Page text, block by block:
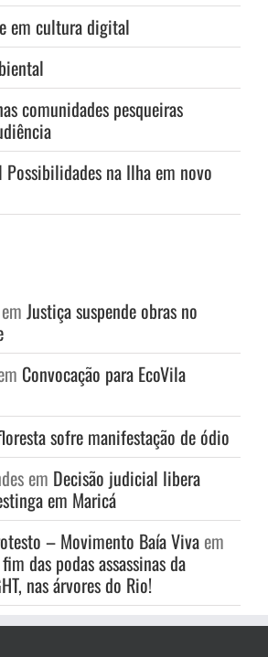
em cultura digital
comunidades pesqueiras
na Ilha em novo
em Justiça suspende obras no
Convocação para EcoVila
sofre manifestação de ódio
em Decisão judicial libera
em Maricá
– Movimento Baía Viva em
das podas assassinas da
nas árvores do Rio!